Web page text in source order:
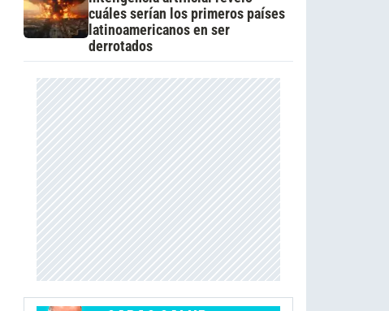
cuáles serían los primeros países
latinoamericanos en ser
derrotados